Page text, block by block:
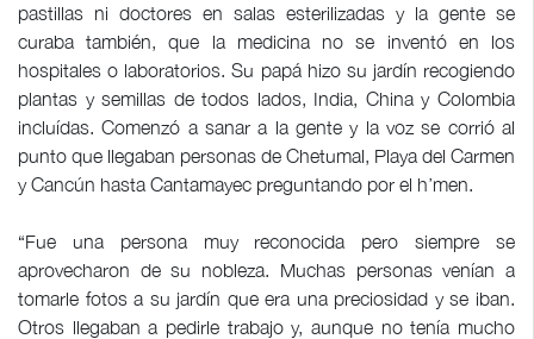
pastillas ni doctores en salas esterilizadas y la gente se
curaba también, que la medicina no se inventó en los
hospitales o laboratorios. Su papá hizo su jardín recogiendo
plantas y semillas de todos lados, India, China y Colombia
incluídas. Comenzó a sanar a la gente y la voz se corrió al
punto que llegaban personas de Chetumal, Playa del Carmen
y Cancún hasta Cantamayec preguntando por el h’men.
“Fue una persona muy reconocida pero siempre se
aprovecharon de su nobleza. Muchas personas venían a
tomarle fotos a su jardín que era una preciosidad y se iban.
Otros llegaban a pedirle trabajo y, aunque no tenía mucho